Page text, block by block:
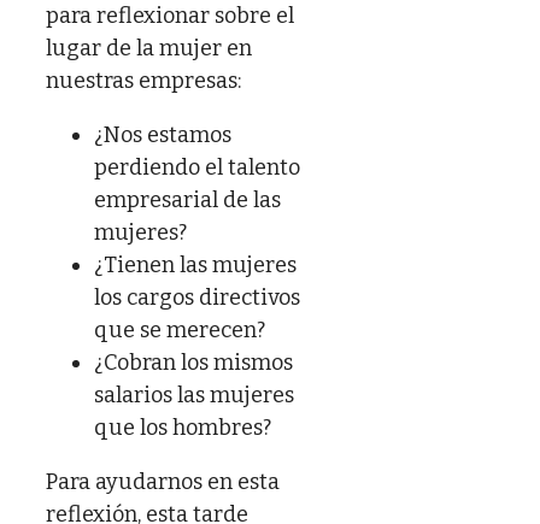
para reflexionar sobre el
lugar de la mujer en
nuestras empresas:
¿Nos estamos
perdiendo el talento
empresarial de las
mujeres?
¿Tienen las mujeres
los cargos directivos
que se merecen?
¿Cobran los mismos
salarios las mujeres
que los hombres?
Para ayudarnos en esta
reflexión, esta tarde